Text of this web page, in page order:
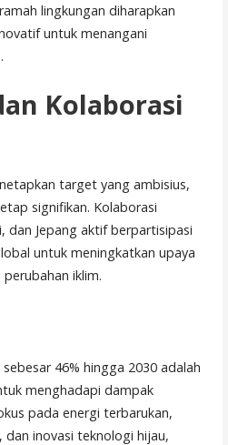
lingkungan diharapkan
untuk menangani
Kolaborasi
target yang ambisius,
signifikan. Kolaborasi
dan Jepang aktif berpartisipasi
untuk meningkatkan upaya
iklim.
46% hingga 2030 adalah
menghadapi dampak
pada energi terbarukan,
inovasi teknologi hijau,